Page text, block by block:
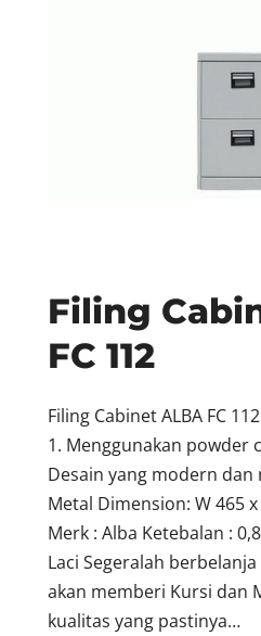
Filing
FC 112
Filing Cabinet ALBA FC
1. Menggunakan powder
Desain yang modern dan
Metal Dimension: W 465
Merk : Alba Ketebalan :
Laci Segeralah
akan memberi Kursi dan
kualitas yang pastinya…